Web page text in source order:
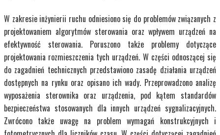
W zakresie inżynierii ruchu odniesiono się do problemów związanych z
projektowaniem algorytmów sterowania oraz wpływem urządzeń na
efektywność sterowania. Poruszono także problemy dotyczące
projektowania rozmieszczenia tych urządzeń. W części odnoszącej się
do zagadnień technicznych przedstawiono zasadę działania urządzeń
dostępnych na rynku oraz opisano ich wady. Przeprowadzono analizę
wyposażenia sterownika oraz urządzenia, pod kątem standardów
bezpieczeństwa stosowanych dla innych urządzeń sygnalizacyjnych.
Zwrócono także uwagę na problem wymagań konstrukcyjnych i